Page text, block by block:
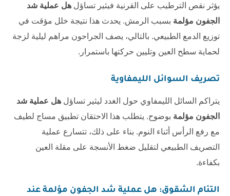
يؤثر نقص الترطيب على القرنية فيثير تساؤل هل عملية شد
الجفون مؤلمة بسبب الرمش. يحدث هذا نتيجة خلل مؤقت في
توزيع الدمع الطبيعي. بالتالي، يصف الجراحون مراهم ليلية لزجة
لحماية سطح العين وتليين حركتها باستمرار.
تصريف السوائل الليمفاوية
يتراكم السائل الليمفاوي حول الغدد ليثير تساؤل هل عملية شد
الجفون مؤلمة بوضوح. يتطلب هذا الاحتقان تطبيق مساج لطيف
مع رفع الرأس أثناء النوم. بناء على ذلك، تتسارع عملية
التصريف الطبيعي لتقليل ضغط الأنسجة على مقلة العين
بكفاءة.
التئام الشقوق: هل عملية شد الجفون مؤلمة عند